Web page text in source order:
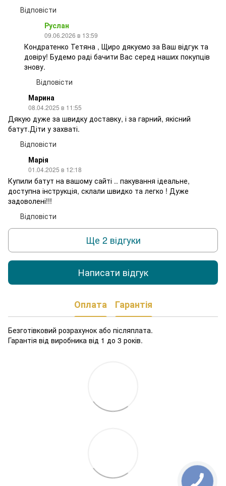
Відповісти
Руслан
09.06.2026 в 13:59
Кондратенко Тетяна , Щиро дякуємо за Ваш відгук та
довіру! Будемо раді бачити Вас серед наших покупців
знову.
Відповісти
Марина
08.04.2025 в 11:55
Дякую дуже за швидку доставку, і за гарний, якісний
батут.Діти у захваті.
Відповісти
Марія
01.04.2025 в 12:18
Купили батут на вашому сайті .. пакування ідеальне,
доступна інструкція, склали швидко та легко ! Дуже
задоволені!!!
Відповісти
Ще 2 відгуки
Написати відгук
Оплата Гарантія
Безготівковий розрахунок або післяплата.
Гарантія від виробника від 1 до 3 років.